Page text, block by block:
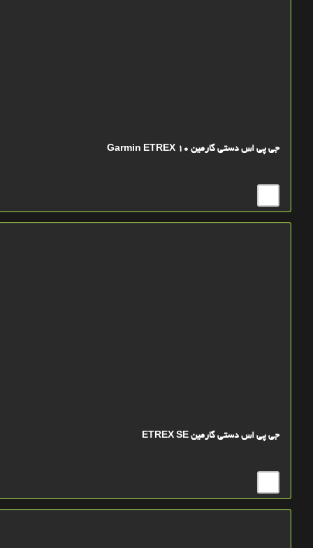
جی پی اس دستی گارمین Garmin ETREX 10
جی پی اس دستی گارمین ETREX SE